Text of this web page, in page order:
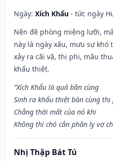
Ngày: Xích Khẩu - tức ngày
Nên đề phòng miệng lưỡi,
này là ngày xấu, mưu sự
xảy ra cãi vã, thị phi, mâu
khẩu thiệt.
“Xích Khẩu là quả bần cùng
Sinh ra khẩu thiệt bàn cùng thị
Chẳng thời mất của nó khi
Không thì chó cắn phân ly vợ
Nhị Thập Bát Tú